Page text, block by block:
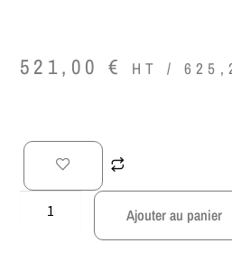
521,00 € HT /
Ajouter au panier